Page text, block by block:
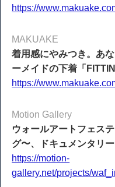
https://
MAKUAKE
着用感にやみつき。あ
ーメイドの下着「FITTIN
https://
Motion Gallery
ウォールアートフェス
グ〜、ドキュメンタリ
https://motion-
gallery.net/projects/